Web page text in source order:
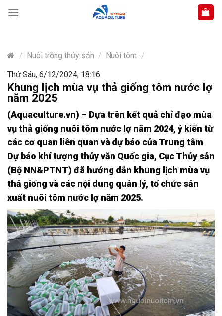
content
/ Nuôi trồng thủy sản / Nuôi tôm /
Thứ Sáu, 6/12/2024, 18:16
Khung lịch mùa vụ thả giống tôm nước lợ
năm 2025
(Aquaculture.vn) – Dựa trên kết quả chỉ đạo mùa
vụ thả giống nuôi tôm nước lợ năm 2024, ý kiến từ
các cơ quan liên quan và dự báo của Trung tâm
Dự báo khí tượng thủy văn Quốc gia, Cục Thủy sản
(Bộ NN&PTNT) đã hướng dẫn khung lịch mùa vụ
thả giống và các nội dung quản lý, tổ chức sản
xuất nuôi tôm nước lợ năm 2025.